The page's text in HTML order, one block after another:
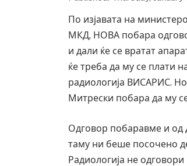
По изјавата на
МКД, НОВА побара
и дали ќе се вратат
ќе треба да му се плати
радиологија ВИСАРИС.
Митрески побара да му
Одговор побаравме и од
таму ни беше посочено
Радиологија не